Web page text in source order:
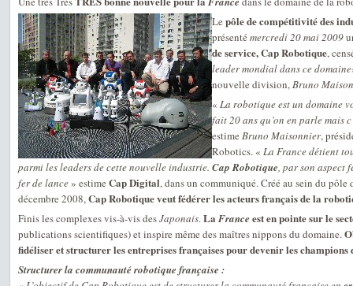
Le pôle de compétitivité des
présenté mercredi 20 mai 2009
de service, Cap Robotique,
leader mondial dans ce domaine
nouvelle division,Bruno
« La robotique est un domaine
fait 20 ans qu’on en parle mais
estime Bruno Maisonnier,
Robotics. « La France détient
parmi les leaders de cette nouvelle industrie. Cap Robotique, par son aspect
fer de lance» estime Cap Digital, dans un communiqué. Créé au sein du
décembre 2008,Cap Robotique veut fédérer les acteurs français de la
Finis les complexes vis-à-vis desJaponais.La France est en pointe sur le
publications scientifiques) et inspire même des maîtres nippons du domaine.
fidéliser et structurer les entreprises françaises pour devenir les champions
Structurer la communauté robotique française :